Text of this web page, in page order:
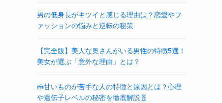
男の低身長がキツイと感じる理由は？恋愛やフ
ァッションの悩みと逆転の秘策
【完全版】美人な奥さんがいる男性の特徴5選！
美女が選ぶ「意外な理由」とは？
🍰甘いものが苦手な人の特徴と原因とは？心理
や遺伝子レベルの秘密を徹底解説🧬